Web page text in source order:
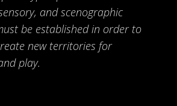
and scenographic
be established in order to
new territories for
play.